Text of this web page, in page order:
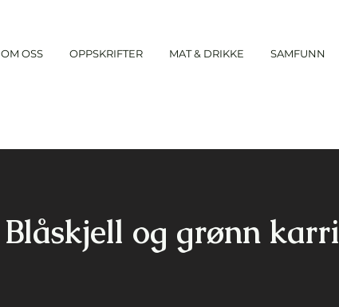
OM OSS OPPSKRIFTER MAT & DRIKKE SAMFUNN
Blåskjell og grønn karri